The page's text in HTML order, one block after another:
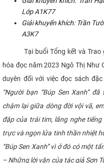
Lớp A1K77
Giải khuyến khích: Trần
A3K7
Tại buổi Tổng kết và Trao
hóa đọc năm 2023 Ngô Thị Như
duyên đối với việc đọc sách
“Người bạn “Búp Sen Xanh”
chậm lại giữa dòng đời vội vã,
đập của trái tim, lắng nghe
trực và ngọn lửa tinh thần nhiệt
“Búp Sen Xanh” vì ở đó có một
– Những lời văn của tác giả Sơn